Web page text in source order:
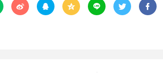
     